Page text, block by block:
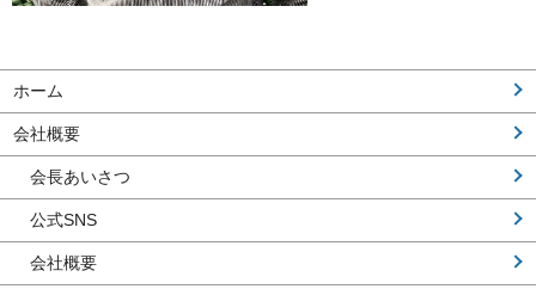
ホーム
会社概要
会長あいさつ
公式SNS
会社概要